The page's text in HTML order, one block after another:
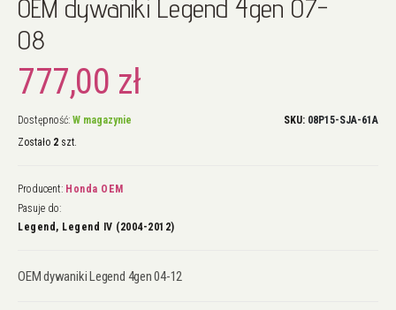
początek
galerii
OEM dywaniki Legend 4gen 07-
08
777,00 zł
Dostępność: W magazynie
Zostało 2 szt.
SKU 08P15-SJA-61A
Producent: Honda OEM
Pasuje do:
Legend, Legend IV (2004-2012)
OEM dywaniki Legend 4gen 04-12